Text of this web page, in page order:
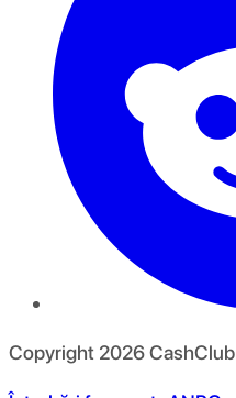
Copyright 2026CashClub